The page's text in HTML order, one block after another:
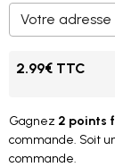
2.99€ TTC
Gagnez 2 points
commande. Soit
commande.